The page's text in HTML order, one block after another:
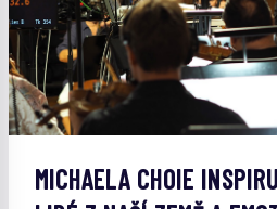
MICHAELA CHOIE